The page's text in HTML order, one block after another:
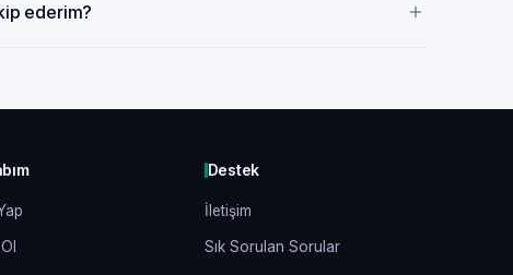
ederim?
Destek
İletişim
Sık Sorulan Sorular